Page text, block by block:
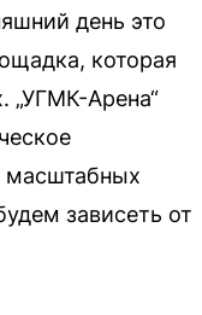
день это
которая
„УГМК-Арена“
масштабных
зависеть от